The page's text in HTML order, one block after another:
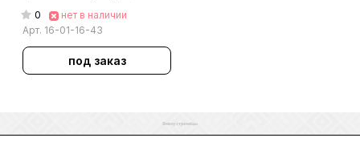
01-16-43
0
нет в наличии
Арт. 16-01-16-43
под заказ